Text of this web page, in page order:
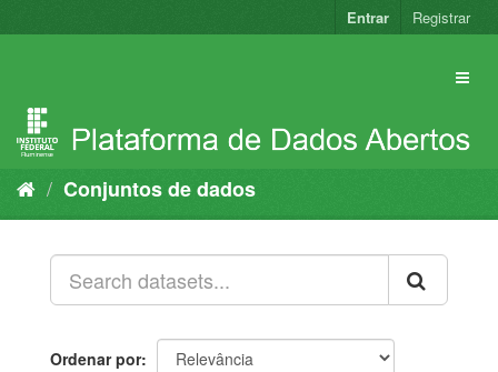
para
Entrar Registrar
Conjuntos de dados
Ordenar por